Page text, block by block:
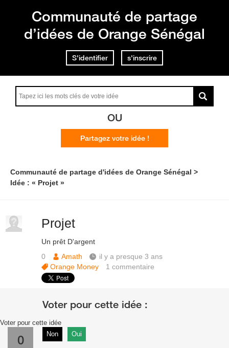
Communauté de partage
d’idées de Orange Sénégal
S'identifier s'inscrire
OU
Partagez votre idée !
Communauté de partage d'idées de Orange Sénégal
Idée : « Projet »
Projet
Un prêt D'argent
0
Amath
il y a presque 3 ans
Orange Money
1commentaire
Voter pour cette idée
0 Non Oui